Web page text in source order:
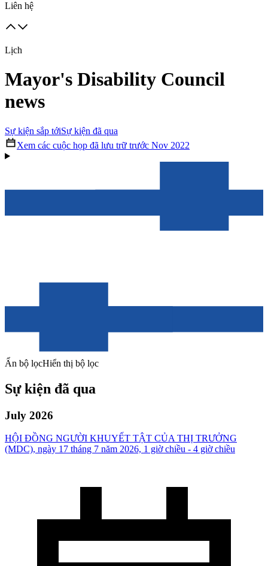
Liên hệ
Lịch
Mayor's Disability Council
news
Sự kiện sắp tớiSự kiện đã qua
Xem các cuộc họp đã lưu trữ trước Nov 2022
Ẩn bộ lọcHiển thị bộ lọc
Sự kiện đã qua
July 2026
HỘI ĐỒNG NGƯỜI KHUYẾT TẬT CỦA THỊ TRƯỞNG
(MDC), ngày 17 tháng 7 năm 2026, 1 giờ chiều - 4 giờ chiều